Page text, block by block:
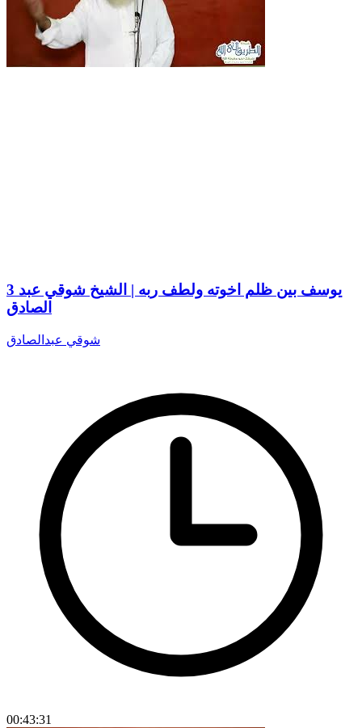
3 يوسف بين ظلم اخوته ولطف ربه | الشيخ شوقي عبد
الصادق
شوقي عبدالصادق
00:43:31